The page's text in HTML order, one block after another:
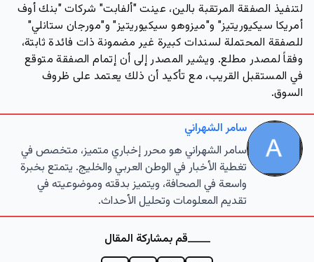
لتنفيذ الصفقة المرتقبة بالين، عينت "ألفابت" شركات "بنك أوف
أمريكا سيكيوريتيز" و"ميزوهو سيكيوريتيز" و"مورجان ستانلي"
للصفقة المحتملة لسندات كبيرة غير مضمونة ذات فائدة ثابتة،
وفقاً لمصدر مطلع. ويشير المصدر إلى أن إتمام الصفقة متوقع
في المستقبل القريب، مع تأكيد أن ذلك يعتمد على ظروف
السوق.
سامر الشهراني
سامر الشهراني هو محرر إخباري متميز، متخصص في
تغطية الأخبار في الوطن العربي والخليج. يتمتع بخبرة
واسعة في الصحافة، ويتميز بدقته وموضوعيته في
تقديم المعلومات وتحليل الأحداث.
قم بمشاركة المقال